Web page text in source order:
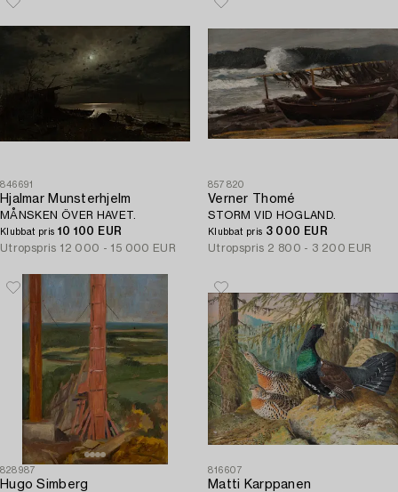
846691
Hjalmar Munsterhjelm
MÅNSKEN ÖVER HAVET.
Klubbat pris 10 100 EUR
Utropspris 12 000 - 15 000 EUR
857820
Verner Thomé
STORM VID HOGLAND.
Klubbat pris 3 000 EUR
Utropspris 2 800 - 3 200 EUR
828987
Hugo Simberg
816607
Matti Karppanen